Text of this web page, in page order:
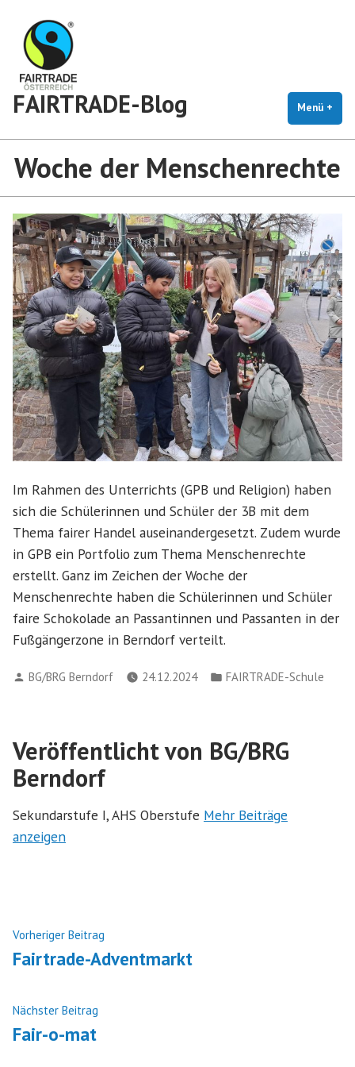
Inhalt
springen
FAIRTRADE-Blog Menü +
Woche der Menschenrechte
Im Rahmen des Unterrichts (GPB und Religion) haben
sich die Schülerinnen und Schüler der 3B mit dem
Thema fairer Handel auseinandergesetzt. Zudem wurde
in GPB ein Portfolio zum Thema Menschenrechte
erstellt. Ganz im Zeichen der Woche der
Menschenrechte haben die Schülerinnen und Schüler
faire Schokolade an Passantinnen und Passanten in der
Fußgängerzone in Berndorf verteilt.
Verfasst
BG/BRG Berndorf 24.12.2024
Veröffentlicht
FAIRTRADE-Schule
Veröffentlicht von BG/BRG
Berndorf
Sekundarstufe I, AHS Oberstufe Mehr Beiträge
anzeigen
Beitragsnavigation
Vorheriger Beitrag
Beitrag:
Fairtrade-Adventmarkt
Nächster Beitrag
Fair-o-mat